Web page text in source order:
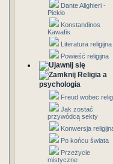
Dante Alighieri -
Piekło
Konstandinos
Kawafis
Literatura religijna
Powieść religijna
Religia a
psychologia
Freud wobec
Jak zostać
przywódcą sekty
Konwersja
Po końcu świata
Przeżycie
mistyczne